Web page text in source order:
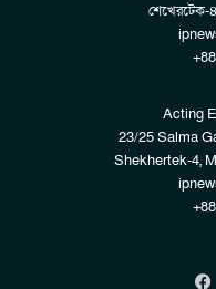
শেখেরটেক-
Acting
23/25 Salma
Shekhertek-4,